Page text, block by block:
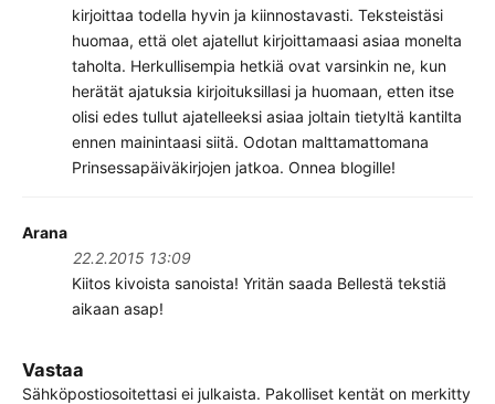
kirjoittaa todella hyvin ja kiinnostavasti. Teksteistäsi
huomaa, että olet ajatellut kirjoittamaasi asiaa monelta
taholta. Herkullisempia hetkiä ovat varsinkin ne, kun
herätät ajatuksia kirjoituksillasi ja huomaan, etten itse
olisi edes tullut ajatelleeksi asiaa joltain tietyltä kantilta
ennen mainintaasi siitä. Odotan malttamattomana
Prinsessapäiväkirjojen jatkoa. Onnea blogille!
Arana
22.2.2015 13:09
Kiitos kivoista sanoista! Yritän saada Bellestä tekstiä
aikaan asap!
Vastaa
Sähköpostiosoitettasi ei julkaista. Pakolliset kentät on merkitty